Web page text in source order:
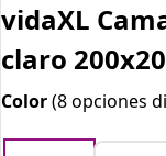
vidaXL
claro
Color(8 opciones